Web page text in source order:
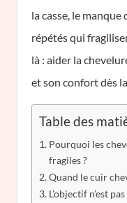
la casse, le
répétés qui
là : aider la
et son confort dès
Table des
Pourquoi les
fragiles ?
Quand le cuir
L’objectif n’est